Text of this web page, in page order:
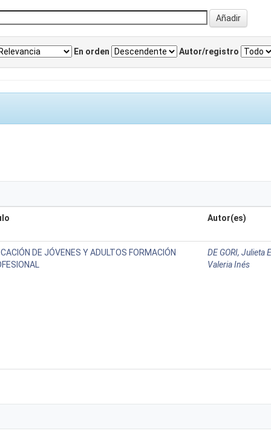
En orden Autor/registro
Autor(es)
DE JÓVENES Y ADULTOS FORMACIÓN
DE GORI, Julieta
Valeria Inés